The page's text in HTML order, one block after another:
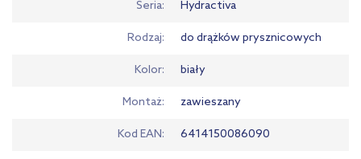
Seria Hydractiva
Rodzaj do drążków prysznicowych
Kolor biały
Montaż zawieszany
Kod EAN 6414150086090